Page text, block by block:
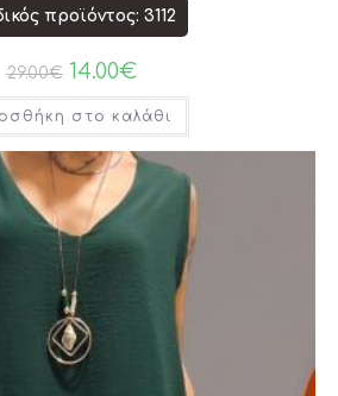
προϊόντος: 3112
29.00€ 14.00€
στο καλάθι